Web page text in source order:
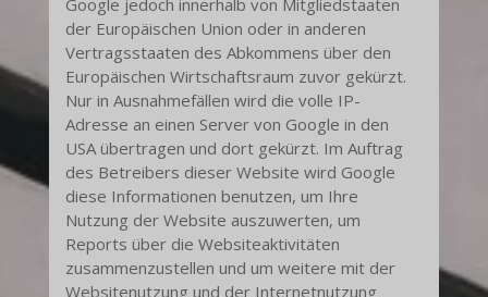
der Europäischen Union oder in anderen
Vertragsstaaten des Abkommens über den
Europäischen Wirtschaftsraum zuvor gekürzt.
Nur in Ausnahmefällen wird die volle IP-
Adresse an einen Server von Google in den
USA übertragen und dort gekürzt. Im Auftrag
des Betreibers dieser Website wird Google
diese Informationen benutzen, um Ihre
Nutzung der Website auszuwerten, um
Reports über die Websiteaktivitäten
zusammenzustellen und um weitere mit der
Websitenutzung und der Internetnutzung